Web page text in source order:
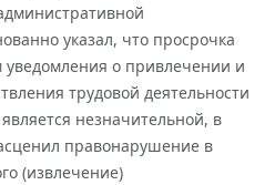
указал, что просрочка
о привлечении и
трудовой деятельности
незначительной, в
правонарушение в
(извлечение)